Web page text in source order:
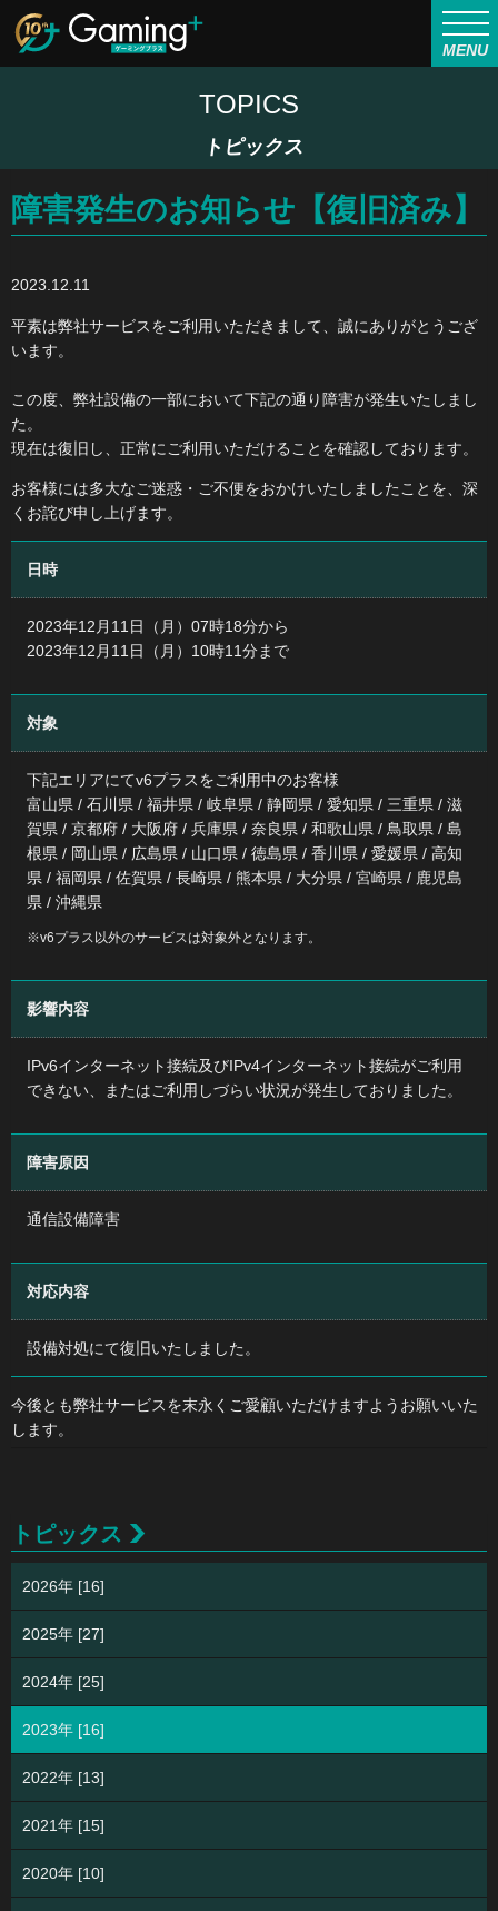
MENU
TOPICS
トピックス
障害発生のお知らせ【復旧済み】
2023.12.11
平素は弊社サービスをご利用いただきまして、誠にありがとうござ
います。
この度、弊社設備の一部において下記の通り障害が発生いたしまし
た。
現在は復旧し、正常にご利用いただけることを確認しております。
お客様には多大なご迷惑・ご不便をおかけいたしましたことを、深
くお詫び申し上げます。
日時
2023年12月11日（月）07時18分から
2023年12月11日（月）10時11分まで
対象
下記エリアにてv6プラスをご利用中のお客様
富山県 / 石川県 / 福井県 / 岐阜県 / 静岡県 / 愛知県 / 三重県 / 滋
賀県 / 京都府 / 大阪府 / 兵庫県 / 奈良県 / 和歌山県 / 鳥取県 / 島
根県 / 岡山県 / 広島県 / 山口県 / 徳島県 / 香川県 / 愛媛県 / 高知
県 / 福岡県 / 佐賀県 / 長崎県 / 熊本県 / 大分県 / 宮崎県 / 鹿児島
県 / 沖縄県
※v6プラス以外のサービスは対象外となります。
影響内容
IPv6インターネット接続及びIPv4インターネット接続がご利用
できない、またはご利用しづらい状況が発生しておりました。
障害原因
通信設備障害
対応内容
設備対処にて復旧いたしました。
今後とも弊社サービスを末永くご愛顧いただけますようお願いいた
します。
トピックス
2026年 [16]
2025年 [27]
2024年 [25]
2023年 [16]
2022年 [13]
2021年 [15]
2020年 [10]